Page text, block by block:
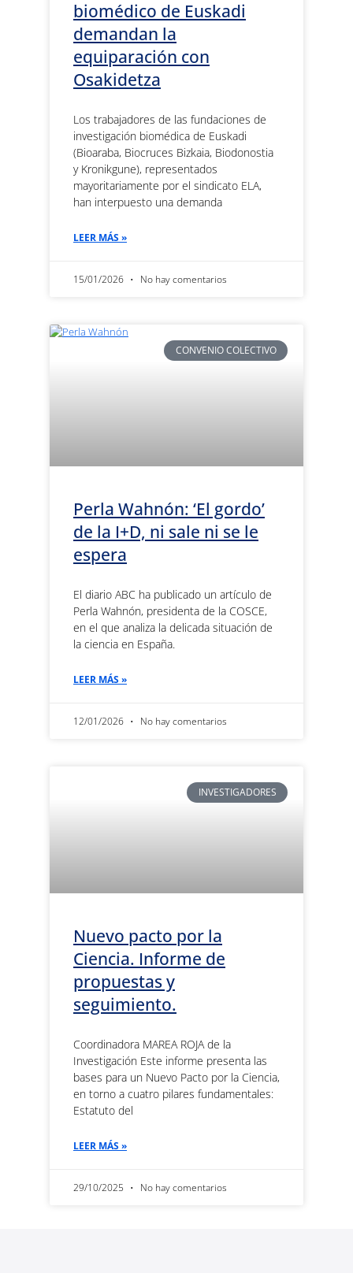
biomédico de Euskadi
demandan la
equiparación con
Osakidetza
Los trabajadores de las fundaciones de
investigación biomédica de Euskadi
(Bioaraba, Biocruces Bizkaia, Biodonostia
y Kronikgune), representados
mayoritariamente por el sindicato ELA,
han interpuesto una demanda
LEER MÁS »
15/01/2026 No hay comentarios
CONVENIO COLECTIVO
Perla Wahnón: ‘El gordo’
de la I+D, ni sale ni se le
espera
El diario ABC ha publicado un artículo de
Perla Wahnón, presidenta de la COSCE,
en el que analiza la delicada situación de
la ciencia en España.
LEER MÁS »
12/01/2026 No hay comentarios
INVESTIGADORES
Nuevo pacto por la
Ciencia. Informe de
propuestas y
seguimiento.
Coordinadora MAREA ROJA de la
Investigación Este informe presenta las
bases para un Nuevo Pacto por la Ciencia,
en torno a cuatro pilares fundamentales:
Estatuto del
LEER MÁS »
29/10/2025 No hay comentarios